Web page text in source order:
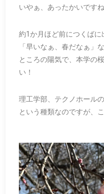
いやぁ、あったかいですね
約1か月ほど前につくば
「早いなぁ、春だなぁ」
ところの陽気で、本学の
い！
理工学部、テクノホール
という種類なのですが、